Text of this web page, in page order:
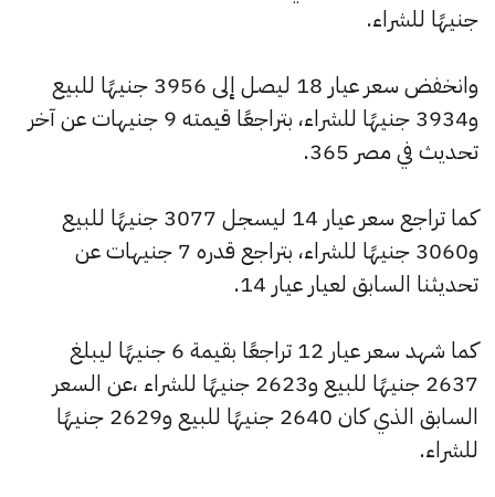
جنيهًا للشراء.
وانخفض سعر عيار 18 ليصل إلى 3956 جنيهًا للبيع
و3934 جنيهًا للشراء، بتراجعًا قيمته 9 جنيهات عن آخر
تحديث في مصر 365.
كما تراجع سعر عيار 14 ليسجل 3077 جنيهًا للبيع
و3060 جنيهًا للشراء، بتراجع قدره 7 جنيهات عن
تحديثنا السابق لعيار عيار 14.
كما شهد سعر عيار 12 تراجعًا بقيمة 6 جنيهًا ليبلغ
2637 جنيهًا للبيع و2623 جنيهًا للشراء ،عن السعر
السابق الذي كان 2640 جنيهًا للبيع و2629 جنيهًا
للشراء.